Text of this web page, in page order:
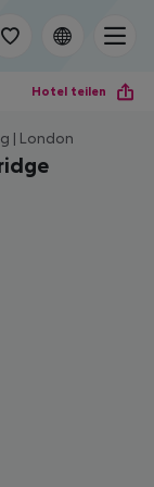
Hotel teilen
| London